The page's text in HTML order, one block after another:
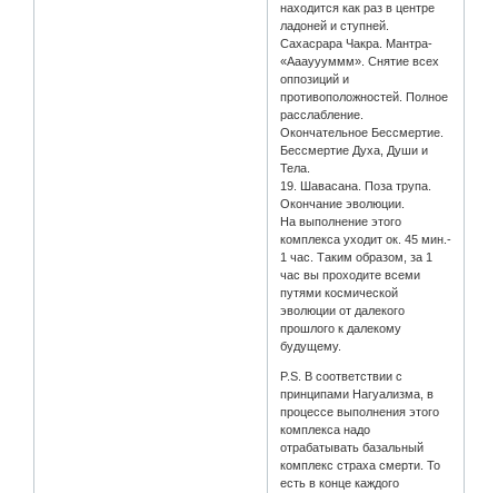
находится как раз в центре
ладоней и ступней.
Сахасрара Чакра. Мантра-
«Ааауууммм». Снятие всех
оппозиций и
противоположностей. Полное
расслабление.
Окончательное Бессмертие.
Бессмертие Духа, Души и
Тела.
19. Шавасана. Поза трупа.
Окончание эволюции.
На выполнение этого
комплекса уходит ок. 45 мин.-
1 час. Таким образом, за 1
час вы проходите всеми
путями космической
эволюции от далекого
прошлого к далекому
будущему.
P.S. В соответствии с
принципами Нагуализма, в
процессе выполнения этого
комплекса надо
отрабатывать базальный
комплекс страха смерти. То
есть в конце каждого